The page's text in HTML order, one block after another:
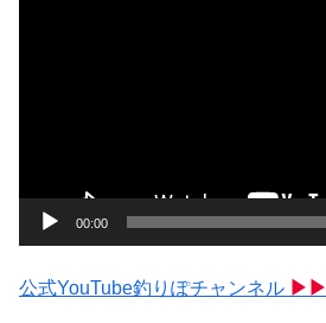
00:00
公式YouTube釣りぽチャンネル ▶▶